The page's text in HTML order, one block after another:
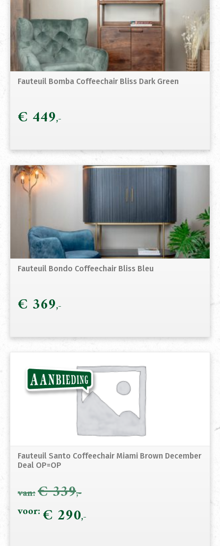
Fauteuil Bomba Coffeechair Bliss Dark Green
€ 449
Fauteuil Bondo Coffeechair Bliss Bleu
€ 369
Fauteuil Santo Coffeechair Miami Brown December
Deal OP=OP
€339
Oorspronkelijke
€ 290